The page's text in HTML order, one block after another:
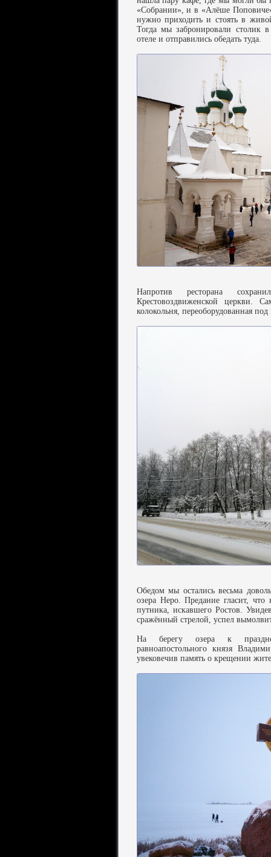
«Собрании», и в «Алёше
нужно приходить и стоять в
Тогда мы забронировали столик в
отеле и отправились обедать туда.
Напротив ресторана
Крестовоздвиженской церкви.
колокольня, переоборудованная
Обедом мы остались весьма
озера Неро. Предание гласит, что
путника, искавшего Ростов.
сражённый стрелой, успел
На берегу озера к
равноапостольного князя
увековечив память о крещении